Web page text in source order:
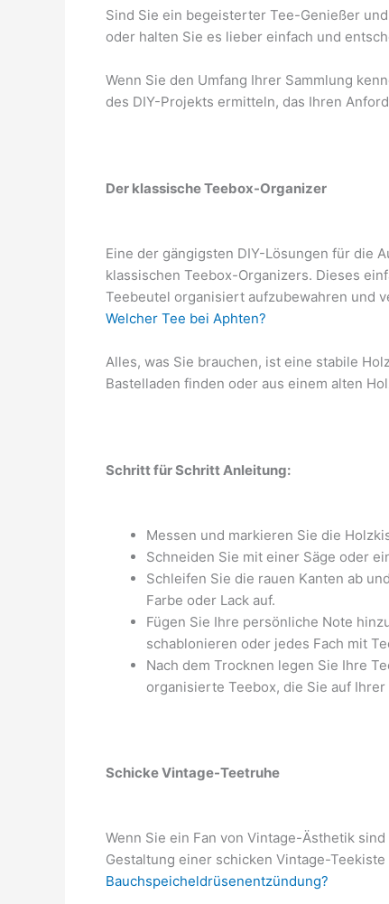
Sind Sie ein begeisterter Tee-Genießer
oder halten Sie es lieber einfach und
Wenn Sie den Umfang Ihrer Sammlung
des DIY-Projekts ermitteln, das Ihren
Der klassische Teebox-Organizer
Eine der gängigsten DIY-Lösungen für die
klassischen Teebox-Organizers. Dieses
Teebeutel organisiert aufzubewahren und
Welcher Tee bei Aphten?
Alles, was Sie brauchen, ist eine stabile
Bastelladen finden oder aus einem alten
Schritt für Schritt Anleitung:
Messen und markieren Sie die
Schneiden Sie mit einer Säge oder
Schleifen Sie die rauen Kanten ab
Farbe oder Lack auf.
Fügen Sie Ihre persönliche Note
schablonieren oder jedes Fach mit
Nach dem Trocknen legen Sie Ihre
organisierte Teebox, die Sie auf
Schicke Vintage-Teetruhe
Wenn Sie ein Fan von Vintage-Ästhetik
Gestaltung einer schicken Vintage-
Bauchspeicheldrüsenentzündung?